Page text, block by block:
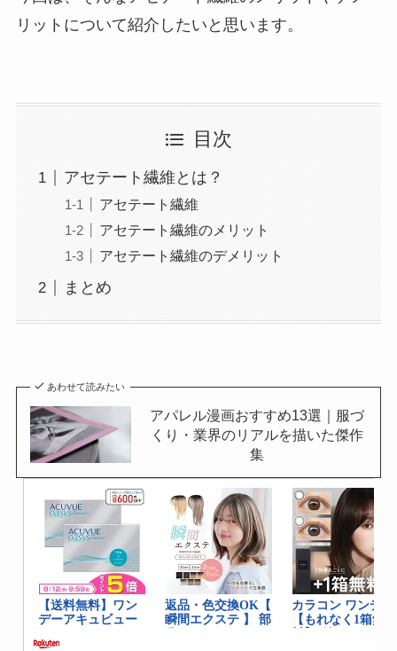
リットについて紹介したいと思います。
目次
アセテート繊維とは？
アセテート繊維
アセテート繊維のメリット
アセテート繊維のデメリット
まとめ
あわせて読みたい
アパレル漫画おすすめ13選｜服づ
くり・業界のリアルを描いた傑作
集